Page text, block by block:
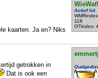
Actief lid
118
OTindex:
kaarten. Ja en? Niks
getrokken in
Dat is ook een